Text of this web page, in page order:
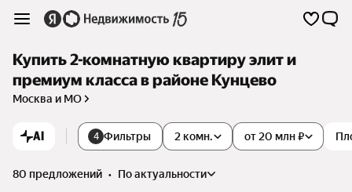
Купить 2-комнатную квартиру элит и
премиум класса в районе Кунцево
Москва и МО
AI 4 Фильтры 2 комн. от 20 млн ₽
80 предложений •
по актуальности